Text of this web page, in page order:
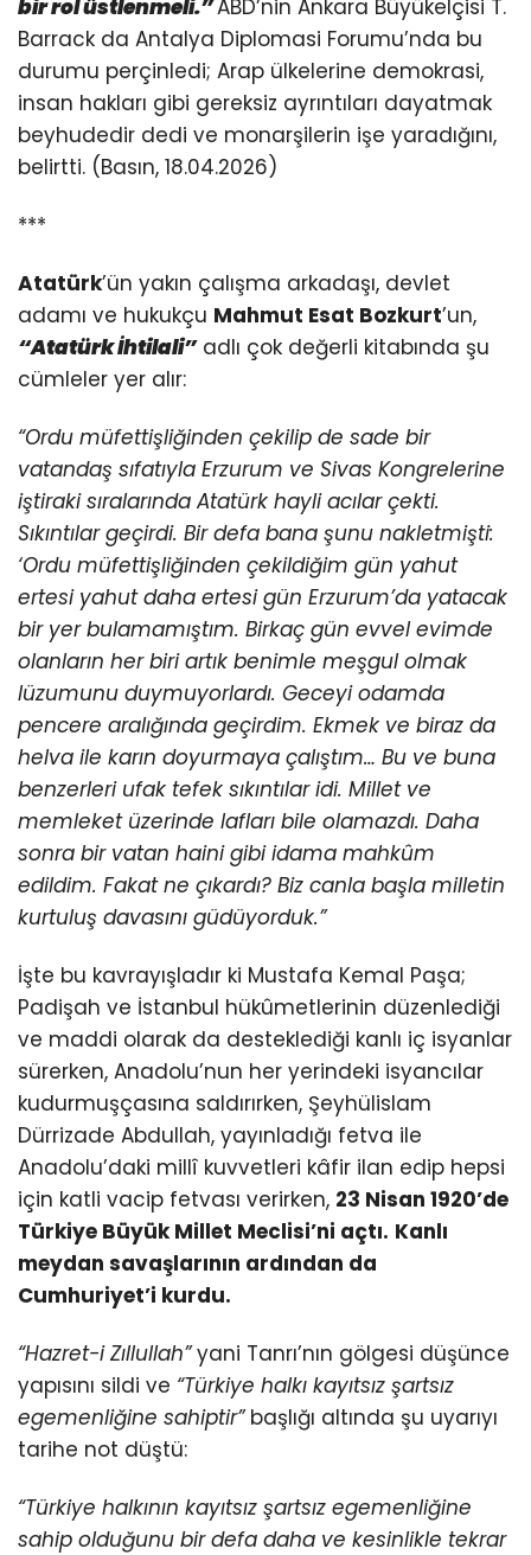
bir rol üstlenmeli.”ABD’nin Ankara Büyükelçisi T.
Barrack da Antalya Diplomasi Forumu’nda bu
durumu perçinledi; Arap ülkelerine demokrasi,
insan hakları gibi gereksiz ayrıntıları dayatmak
beyhudedir dedi ve monarşilerin işe yaradığını,
belirtti. (Basın, 18.04.2026)
***
Atatürk’ün yakın çalışma arkadaşı, devlet
adamı ve hukukçu Mahmut Esat Bozkurt’un,
“Atatürk İhtilali”adlı çok değerli kitabında şu
cümleler yer alır:
“Ordu müfettişliğinden çekilip de sade bir
vatandaş sıfatıyla Erzurum ve Sivas Kongrelerine
iştiraki sıralarında Atatürk hayli acılar çekti.
Sıkıntılar geçirdi. Bir defa bana şunu nakletmişti:
‘Ordu müfettişliğinden çekildiğim gün yahut
ertesi yahut daha ertesi gün Erzurum’da yatacak
bir yer bulamamıştım. Birkaç gün evvel evimde
olanların her biri artık benimle meşgul olmak
lüzumunu duymuyorlardı. Geceyi odamda
pencere aralığında geçirdim. Ekmek ve biraz da
helva ile karın doyurmaya çalıştım… Bu ve buna
benzerleri ufak tefek sıkıntılar idi. Millet ve
memleket üzerinde lafları bile olamazdı. Daha
sonra bir vatan haini gibi idama mahkûm
edildim. Fakat ne çıkardı? Biz canla başla milletin
kurtuluş davasını güdüyorduk.”
İşte bu kavrayışladır ki Mustafa Kemal Paşa;
Padişah ve İstanbul hükûmetlerinin düzenlediği
ve maddi olarak da desteklediği kanlı iç isyanlar
sürerken, Anadolu’nun her yerindeki isyancılar
kudurmuşçasına saldırırken, Şeyhülislam
Dürrizade Abdullah, yayınladığı fetva ile
Anadolu’daki millî kuvvetleri kâfir ilan edip hepsi
için katli vacip fetvası verirken, 23 Nisan 1920’de
Türkiye Büyük Millet Meclisi’ni açtı. Kanlı
meydan savaşlarının ardından da
Cumhuriyet’i kurdu.
“Hazret-i Zıllullah”yani Tanrı’nın gölgesi düşünce
yapısını sildi ve “Türkiye halkı kayıtsız şartsız
egemenliğine sahiptir”başlığı altında şu uyarıyı
tarihe not düştü:
“Türkiye halkının kayıtsız şartsız egemenliğine
sahip olduğunu bir defa daha ve kesinlikle tekrar